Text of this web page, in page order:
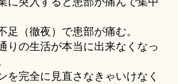
足（徹夜）で患部が痛む。
りの生活が本当に出来なくなっ
を完全に見直さなきゃいけなく